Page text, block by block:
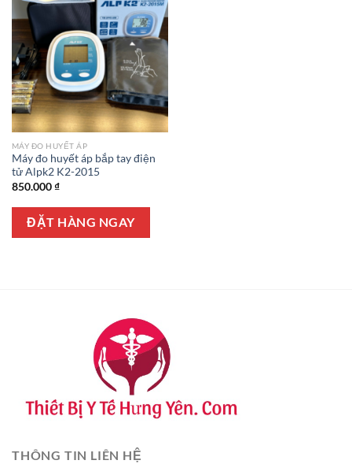
MÁY ĐO HUYẾT ÁP
Máy đo huyết áp bắp tay điện
tử Alpk2 K2-2015
850.000₫
ĐẶT HÀNG NGAY
THÔNG TIN LIÊN HỆ